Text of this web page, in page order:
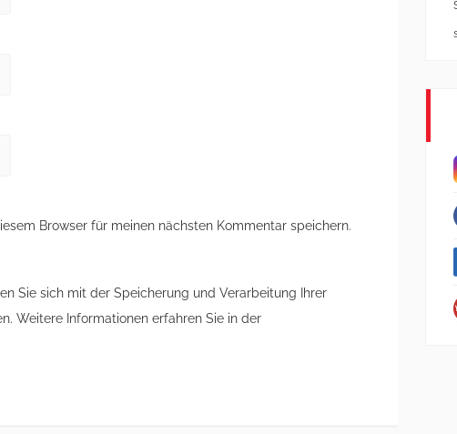
Browser für meinen nächsten Kommentar speichern.
Sie sich mit der Speicherung und Verarbeitung Ihrer
Weitere Informationen erfahren Sie in der